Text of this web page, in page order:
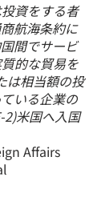
資をする者
航海条約に
間でサービ
的な貿易を
は相当額の投
いる企業の
2)米国へ入国
Affairs